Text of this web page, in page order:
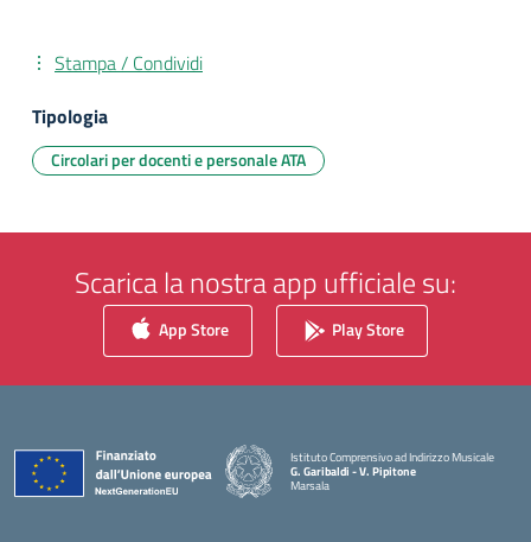
Stampa / Condividi
Tipologia
Circolari per docenti e personale ATA
Scarica la nostra app ufficiale su:
App Store Play Store
Istituto Comprensivo ad Indirizzo Musicale
G. Garibaldi - V. Pipitone
Marsala